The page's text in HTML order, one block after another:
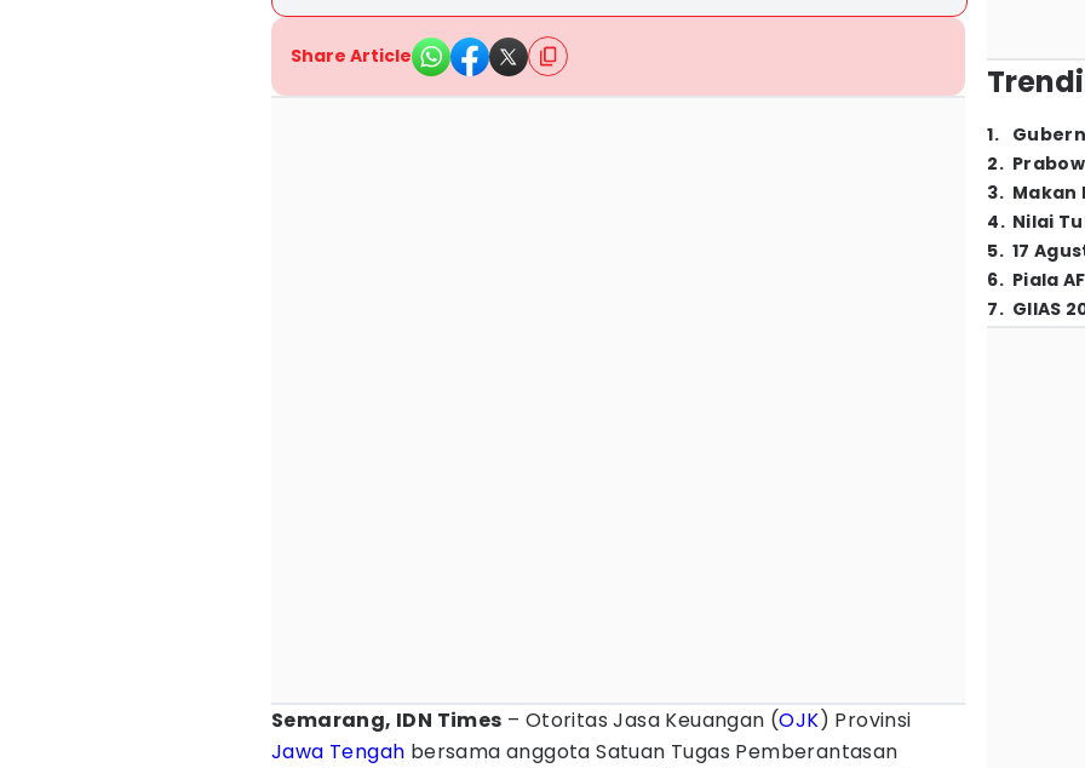
Share Article
Semarang, IDN Times – Otoritas Jasa Keuangan (OJK) Provinsi
Jawa Tengah bersama anggota Satuan Tugas Pemberantasan
1.
2.
3. Makan
4. Nilai
5. 17
6. Piala
7. GIIAS